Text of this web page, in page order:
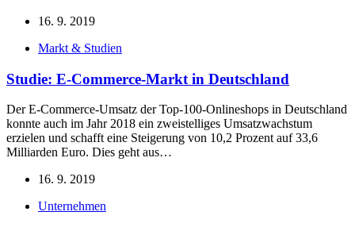
16. 9. 2019
Markt & Studien
Studie: E-Commerce-Markt in Deutschland
Der E-Commerce-Umsatz der Top-100-Onlineshops in Deutschland
konnte auch im Jahr 2018 ein zweistelliges Umsatzwachstum
erzielen und schafft eine Steigerung von 10,2 Prozent auf 33,6
Milliarden Euro. Dies geht aus…
16. 9. 2019
Unternehmen